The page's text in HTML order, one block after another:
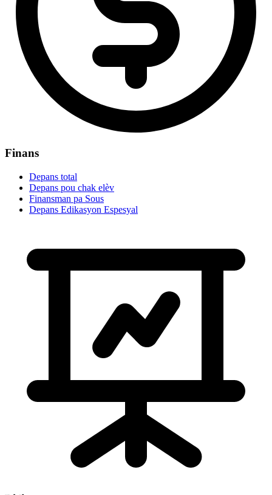
Finans
Depans total
Depans pou chak elèv
Finansman pa Sous
Depans Edikasyon Espesyal